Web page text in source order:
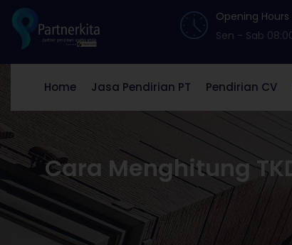
Opening Hours
Sen - Sab
Home Jasa Pendirian PT Pendirian CV
Cara Menghitung